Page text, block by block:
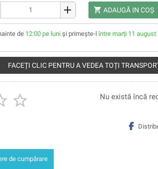
add shopping_cart ADAUGĂ IN COŞ
de 12:00 pe luni și primește-l între marți 11
FACEȚI CLIC PENTRU A VEDEA TOȚI
 Nu există încă
de cumpărare